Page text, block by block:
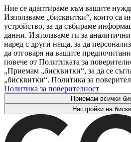
Ние се адаптираме към вашите
Използваме „бисквитки“, които са
устройство, за да събираме
данни. Използваме ги за
наред с други неща, за да
да отговаря на вашите
повече от Политиката за
„Приемам „бисквитки“, за да се
„бисквитки“. Политика за
Политика за поверителност
Приемам всички
Настройки на